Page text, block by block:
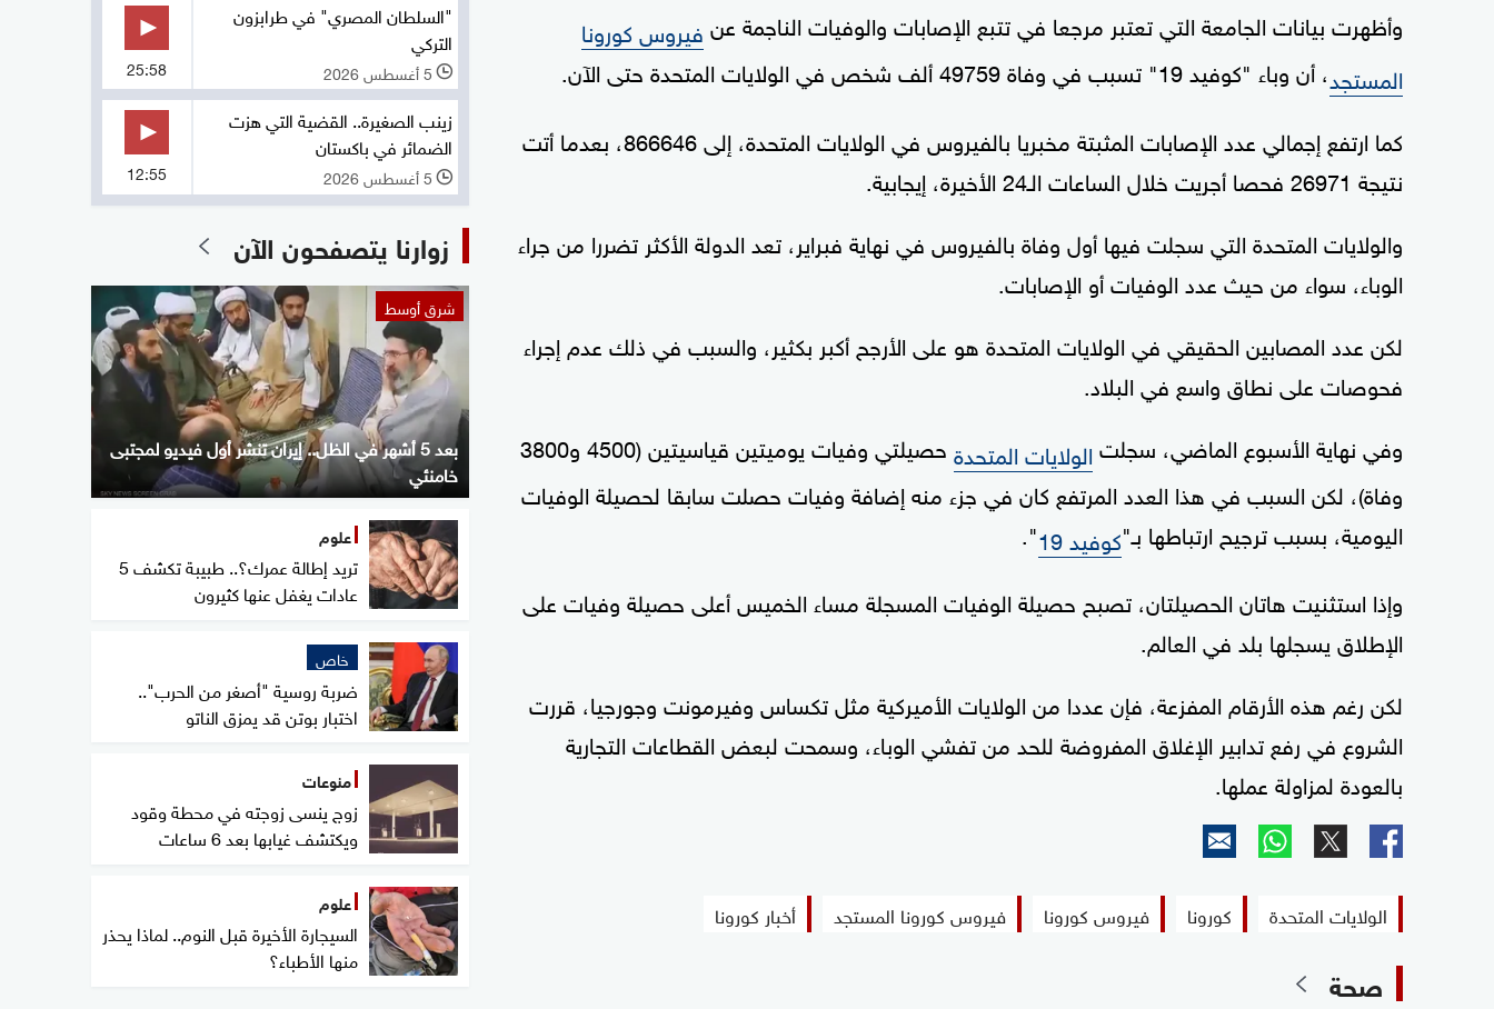
وأظهرت بيانات الجامعة التي تعتبر مرجعا في تتبع الإصابات والوفيات الناجمة عن فيروس كورونا
المستجد، أن وباء "كوفيد 19" تسبب في وفاة 49759 ألف شخص في الولايات المتحدة حتى الآن.
كما ارتفع إجمالي عدد الإصابات المثبتة مخبريا بالفيروس في الولايات المتحدة، إلى 866646، بعدما أتت
نتيجة 26971 فحصا أجريت خلال الساعات الـ24 الأخيرة، إيجابية.
والولايات المتحدة التي سجلت فيها أول وفاة بالفيروس في نهاية فبراير، تعد الدولة الأكثر تضررا من جراء
الوباء، سواء من حيث عدد الوفيات أو الإصابات.
لكن عدد المصابين الحقيقي في الولايات المتحدة هو على الأرجح أكبر بكثير، والسبب في ذلك عدم إجراء
فحوصات على نطاق واسع في البلاد.
وفي نهاية الأسبوع الماضي، سجلت الولايات المتحدة
حصيلتي وفيات يوميتين قياسيتين (4500 و3800
وفاة)، لكن السبب في هذا العدد المرتفع كان في جزء منه إضافة وفيات حصلت سابقا لحصيلة الوفيات
اليومية، بسبب ترجيح ارتباطها بـ"كوفيد 19
".
وإذا استثنيت هاتان الحصيلتان، تصبح حصيلة الوفيات المسجلة مساء الخميس أعلى حصيلة وفيات على
الإطلاق يسجلها بلد في العالم.
لكن رغم هذه الأرقام المفزعة، فإن عددا من الولايات الأميركية مثل تكساس وفيرمونت وجورجيا، قررت
الشروع في رفع تدابير الإغلاق المفروضة للحد من تفشي الوباء، وسمحت لبعض القطاعات التجارية
بالعودة لمزاولة عملها.
الولايات المتحدة كورونا فيروس كورونا فيروس كورونا المستجد أخبار كورونا
صحة
"السلطان المصري" في طرابزون
التركي
l 5 أغسطس 2026 25:58
زينب الصغيرة.. القضية التي هزت
الضمائر في باكستان
l 5 أغسطس 2026 12:55
زوارنا يتصفحون الآن
شرق أوسط
بعد 5 أشهر في الظل.. إيران تنشر أول فيديو لمجتبى
خامنئي
علوم
تريد إطالة عمرك؟.. طبيبة تكشف 5
عادات يغفل عنها كثيرون
خاص
ضربة روسية "أصغر من الحرب"..
اختبار بوتن قد يمزق الناتو
منوعات
زوج ينسى زوجته في محطة وقود
ويكتشف غيابها بعد 6 ساعات
علوم
السيجارة الأخيرة قبل النوم.. لماذا يحذر
منها الأطباء؟